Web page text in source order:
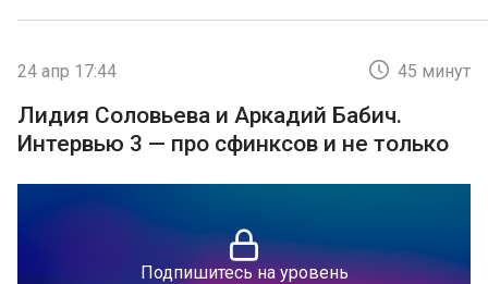
24 апр 17:44 45 минут
Лидия Соловьева и Аркадий Бабич.
Интервью 3 — про сфинксов и не только
Подпишитесь на уровень